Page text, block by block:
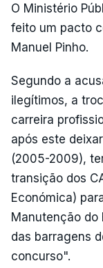
O Ministério
feito um pacto
Manuel Pinho.
Segundo a
ilegítimos, a
carreira
após este
(2005-2009),
transição dos
Económica)
Manutenção do
das barragens
concurso".